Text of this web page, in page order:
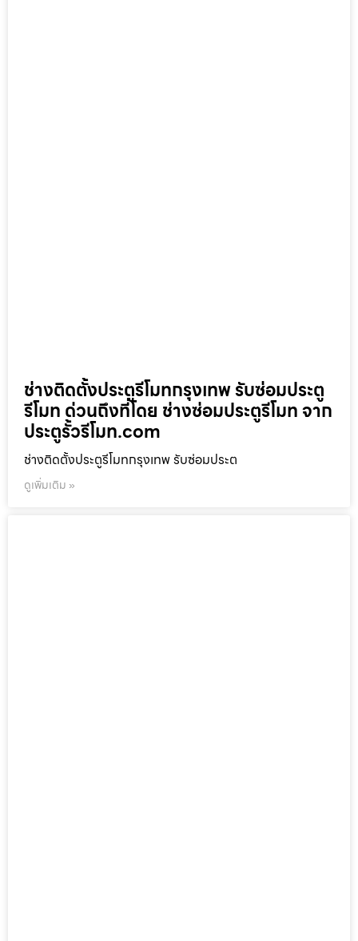
ช่างติดตั้งประตูรีโมทกรุงเทพ รับซ่อมประตู
รีโมท ด่วนถึงที่โดย ช่างซ่อมประตูรีโมท จาก
ประตูรั้วรีโมท.com
ช่างติดตั้งประตูรีโมทกรุงเทพ รับซ่อมประต
ดูเพิ่มเติม »